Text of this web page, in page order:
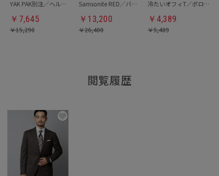
YAK PAK別注／ヘルメットバッグ
￥ 7,645
￥15,290
Samsonite RED／バックパック
￥ 13,200
￥26,400
冷たいオフィT／ポロシャツ
￥ 4,389
￥5,489
閲覧履歴